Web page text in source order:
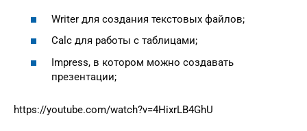
Writer для создания текстовых файлов;
Calc для работы с таблицами;
Impress, в котором можно создавать
презентации;
https://youtube.com/watch?v=4HixrLB4GhU